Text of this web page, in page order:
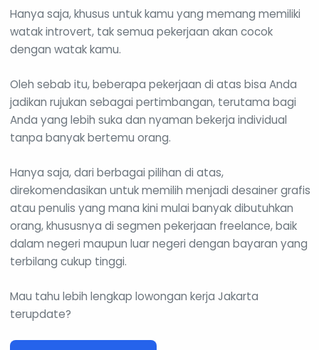
Hanya saja, khusus untuk kamu yang memang memiliki
watak introvert, tak semua pekerjaan akan cocok
dengan watak kamu.
Oleh sebab itu, beberapa pekerjaan di atas bisa Anda
jadikan rujukan sebagai pertimbangan, terutama bagi
Anda yang lebih suka dan nyaman bekerja individual
tanpa banyak bertemu orang.
Hanya saja, dari berbagai pilihan di atas,
direkomendasikan untuk memilih menjadi desainer grafis
atau penulis yang mana kini mulai banyak dibutuhkan
orang, khususnya di segmen pekerjaan freelance, baik
dalam negeri maupun luar negeri dengan bayaran yang
terbilang cukup tinggi.
Mau tahu lebih lengkap lowongan kerja Jakarta
terupdate?